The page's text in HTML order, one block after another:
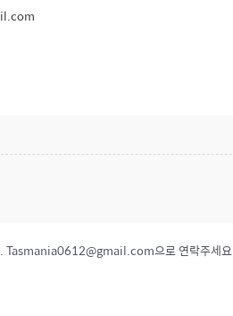
Tasmania0612@gmail.com으로 연락주세요